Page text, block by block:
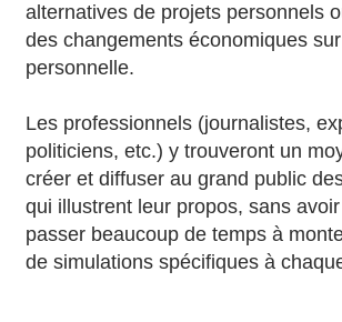
alternatives de projets personnels
des changements économiques
personnelle.
Les professionnels (journalistes,
politiciens, etc.) y trouveront un
créer et diffuser au grand public
qui illustrent leur propos, sans
passer beaucoup de temps à
de simulations spécifiques à